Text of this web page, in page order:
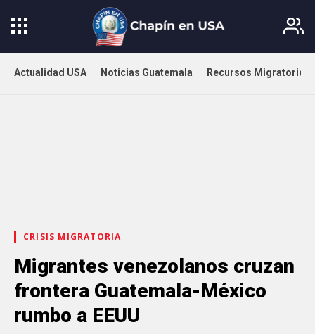
Actualidad USA Noticias Guatemala Recursos Migratorios
CRISIS MIGRATORIA
Migrantes venezolanos cruzan
frontera Guatemala-México
rumbo a EEUU